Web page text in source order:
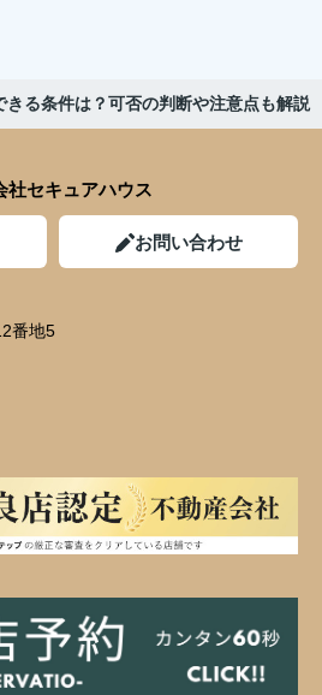
きる条件は？可否の判断や注意点も解説
社セキュアハウス
お問い合わせ
番地5